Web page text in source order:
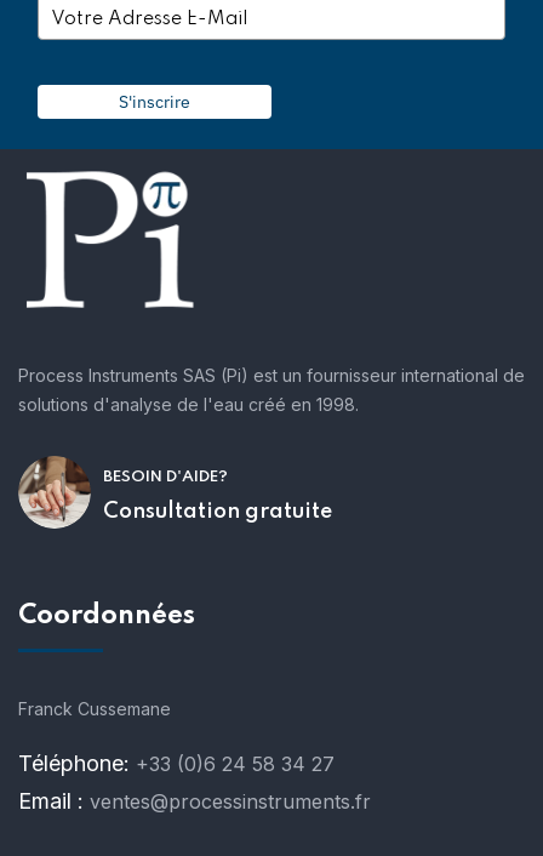
S'inscrire
Process Instruments SAS (Pi) est un fournisseur international de
solutions d'analyse de l'eau créé en 1998.
BESOIN D'AIDE?
Consultation gratuite
Coordonnées
Franck Cussemane
Téléphone: +33 (0)6 24 58 34 27
Email : ventes@processinstruments.fr